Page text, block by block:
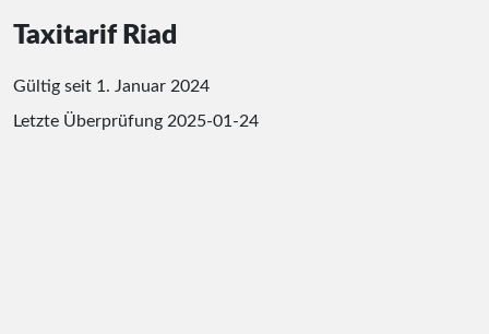
Taxitarif Riad
Gültig seit 1. Januar 2024
Letzte Überprüfung 2025-01-24